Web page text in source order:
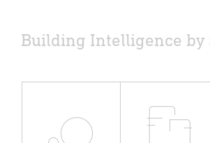
Building Intelligence by